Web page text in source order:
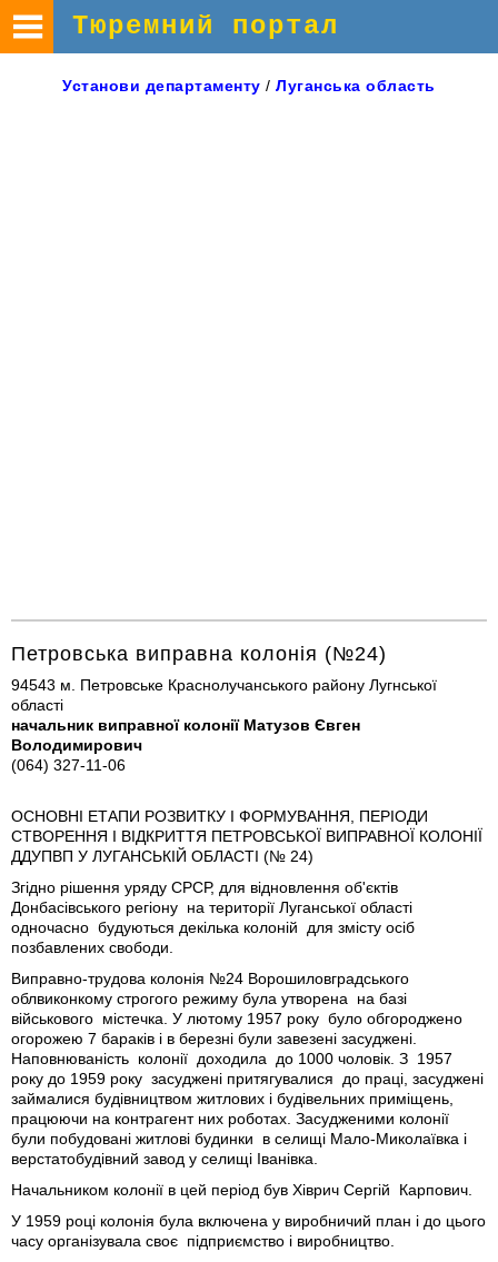
Тюремний портал
Установи департаменту /Луганська область
Петровська виправна колонія (№24)
94543 м. Петровське Краснолучанського району Лугнської
області
начальник виправної колонії Матузов Євген
Володимирович
(064) 327-11-06
ОСНОВНІ ЕТАПИ РОЗВИТКУ І ФОРМУВАННЯ, ПЕРІОДИ
СТВОРЕННЯ І ВІДКРИТТЯ ПЕТРОВСЬКОЇ ВИПРАВНОЇ КОЛОНІЇ
ДДУПВП У ЛУГАНСЬКІЙ ОБЛАСТІ (№ 24)
Згідно рішення уряду СРСР, для відновлення об'єктів
Донбасівського регіону на території Луганської області
одночасно будуються декілька колоній для змісту осіб
позбавлених свободи.
Виправно-трудова колонія №24 Ворошиловградського
облвиконкому строгого режиму була утворена на базі
військового містечка. У лютому 1957 року було обгороджено
огорожею 7 бараків і в березні були завезені засуджені.
Наповнюваність колонії доходила до 1000 чоловік. З 1957
року до 1959 року засуджені притягувалися до праці, засуджені
займалися будівництвом житлових і будівельних приміщень,
працюючи на контрагент них роботах. Засудженими колонії
були побудовані житлові будинки в селищі Мало-Миколаївка і
верстатобудівний завод у селищі Іванівка.
Начальником колонії в цей період був Хіврич Сергій Карпович.
У 1959 році колонія була включена у виробничий план і до цього
часу організувала своє підприємство і виробництво.